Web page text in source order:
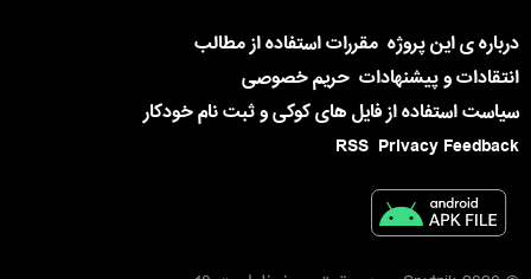
درباره ی این پروژه مقررات استفاده از مطالب
انتقادات و پیشنهادات حریم خصوصی
سیاست استفاده از فایل های کوکی و ثبت نام خودکار
Privacy Feedback
RSS